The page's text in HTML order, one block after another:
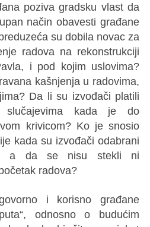
poziva gradsku vlast da
način obavesti građane
su dobila novac za
radova na rekonstrukciji
i pod kojim uslovima?
kašnjenja u radovima,
Da li su izvođači platili
slučajevima kada je do
krivicom? Ko je snosio
kada su izvođači odabrani
a da se nisu stekli ni
radova?
i korisno građane
odnosno o budućim